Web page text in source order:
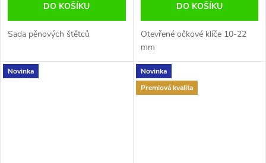
DO KOŠÍKU
Sada pěnových štětců
DO KOŠÍKU
Otevřené očkové klíče 10-22
mm
Novinka
Novinka
Premiová kvalita